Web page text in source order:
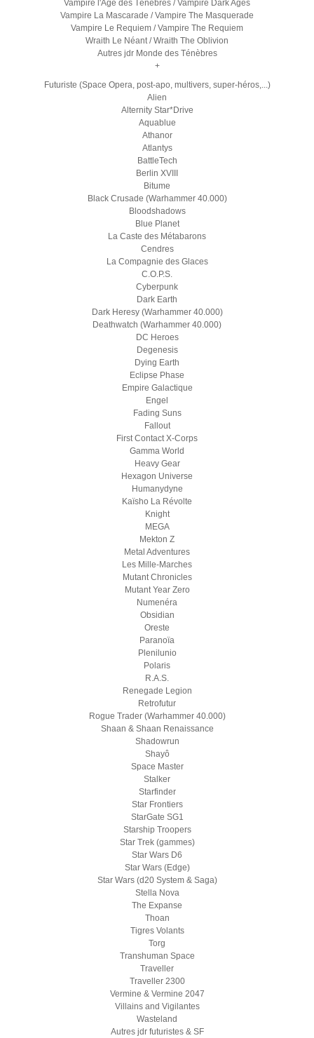
Vampire l'Age des Ténèbres / Vampire Dark Ages
Vampire La Mascarade / Vampire The Masquerade
Vampire Le Requiem / Vampire The Requiem
Wraith Le Néant / Wraith The Oblivion
Autres jdr Monde des Ténèbres
+
Futuriste (Space Opera, post-apo, multivers, super-héros,...)
Alien
Alternity Star*Drive
Aquablue
Athanor
Atlantys
BattleTech
Berlin XVIII
Bitume
Black Crusade (Warhammer 40.000)
Bloodshadows
Blue Planet
La Caste des Métabarons
Cendres
La Compagnie des Glaces
C.O.P.S.
Cyberpunk
Dark Earth
Dark Heresy (Warhammer 40.000)
Deathwatch (Warhammer 40.000)
DC Heroes
Degenesis
Dying Earth
Eclipse Phase
Empire Galactique
Engel
Fading Suns
Fallout
First Contact X-Corps
Gamma World
Heavy Gear
Hexagon Universe
Humanydyne
Kaïsho La Révolte
Knight
MEGA
Mekton Z
Metal Adventures
Les Mille-Marches
Mutant Chronicles
Mutant Year Zero
Numenéra
Obsidian
Oreste
Paranoïa
Plenilunio
Polaris
R.A.S.
Renegade Legion
Retrofutur
Rogue Trader (Warhammer 40.000)
Shaan & Shaan Renaissance
Shadowrun
Shayô
Space Master
Stalker
Starfinder
Star Frontiers
StarGate SG1
Starship Troopers
Star Trek (gammes)
Star Wars D6
Star Wars (Edge)
Star Wars (d20 System & Saga)
Stella Nova
The Expanse
Thoan
Tigres Volants
Torg
Transhuman Space
Traveller
Traveller 2300
Vermine & Vermine 2047
Villains and Vigilantes
Wasteland
Autres jdr futuristes & SF